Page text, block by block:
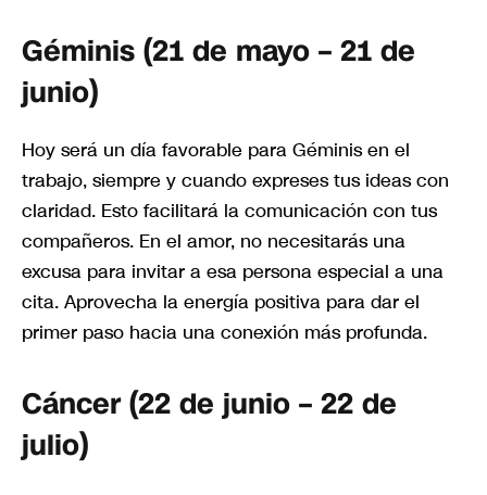
Géminis (21 de mayo – 21 de
junio)
Hoy será un día favorable para Géminis en el
trabajo, siempre y cuando expreses tus ideas con
claridad. Esto facilitará la comunicación con tus
compañeros. En el amor, no necesitarás una
excusa para invitar a esa persona especial a una
cita. Aprovecha la energía positiva para dar el
primer paso hacia una conexión más profunda.
Cáncer (22 de junio – 22 de
julio)